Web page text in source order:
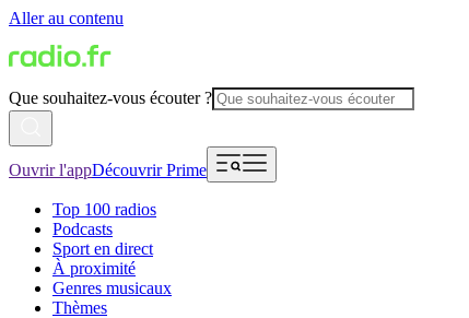
Aller au contenu
Que souhaitez-vous écouter ?
Ouvrir l'appDécouvrir Prime
Top 100 radios
Podcasts
Sport en direct
À proximité
Genres musicaux
Thèmes